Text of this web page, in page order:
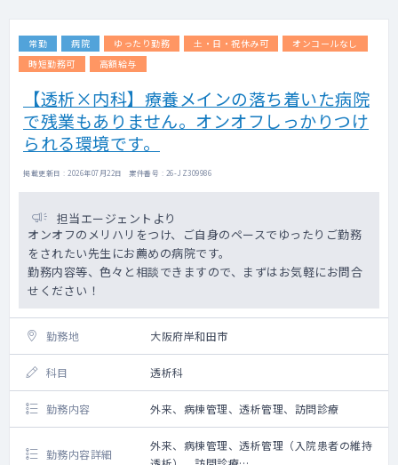
常勤 病院 ゆったり勤務 土・日・祝休み可
オンコールなし
時短勤務可
高額給与
【透析×内科】療養メインの落ち着いた病院
で残業もありません。オンオフしっかりつけ
られる環境です。
掲載更新日 : 2026年07月22日 案件番号 : 26-JZ309986
担当エージェントより
オンオフのメリハリをつけ、ご自身のペースでゆったりご勤務
をされたい先生にお薦めの病院です。
勤務内容等、色々と相談できますので、まずはお気軽にお問合
せください！
勤務地 大阪府岸和田市
科目 透析科
勤務内容 外来、病棟管理、透析管理、訪問診療
勤務内容詳細
外来、病棟管理、透析管理（入院患者の維持